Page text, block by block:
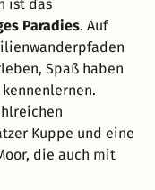
ist das
Paradies. Auf
Spaß haben
Kuppe und eine
die auch mit